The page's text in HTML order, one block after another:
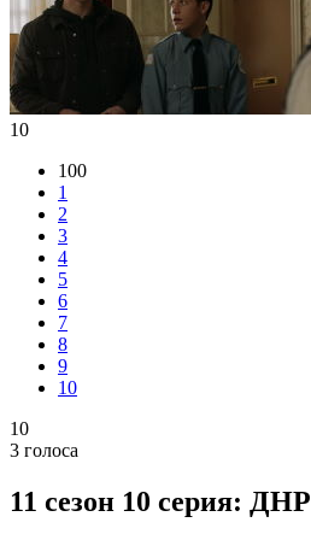
10
100
1
2
3
4
5
6
7
8
9
10
10
3 голоса
11 сезон 10 серия: ДНР